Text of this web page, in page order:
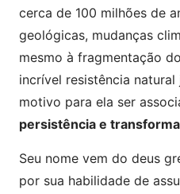
cerca de 100 milhões de
geológicas, mudanças
mesmo à fragmentação
incrível resistência
motivo para ela ser
persistência e
Seu nome vem do deus
por sua habilidade de